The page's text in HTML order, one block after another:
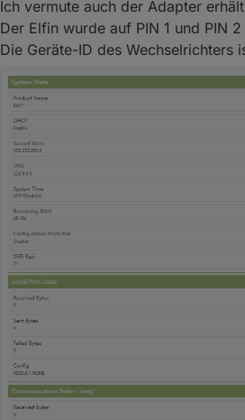
einrichten,
Über das eigene
Ich vermute auch der Adapter
Der Elfin wurde auf PIN 1 und PIN
Die Geräte-ID des Wechselrichters